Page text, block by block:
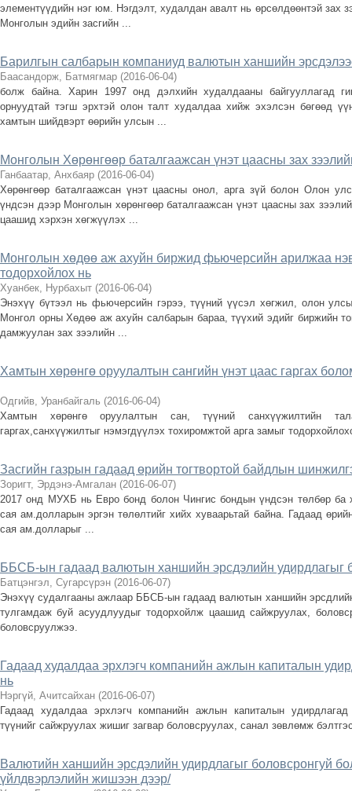
элементүүдийн нэг юм. Нэгдэлт, худалдан авалт нь өрсөлдөөнтэй зах
Монголын эдийн засгийн ...
Барилгын салбарын компаниуд валютын ханшийн
Баасандорж, Батмягмар (2016-06-04)
болж байна. Харин 1997 онд дэлхийн худалдааны байгууллагад
орнуудтай тэгш эрхтэй олон талт худалдаа хийж эхэлсэн бөгөөд
хамтын шийдвэрт өөрийн улсын ...
Монголын Хөрөнгөөр баталгаажсан үнэт цаасны зах
Ганбаатар, Анхбаяр (2016-06-04)
Хөрөнгөөр баталгаажсан үнэт цаасны онол, арга зүй болон Олон
үндсэн дээр Монголын хөрөнгөөр баталгаажсан үнэт цаасны зах
цаашид хэрхэн хөгжүүлэх ...
Монголын хөдөө аж ахуйн биржид фьючерсийн арилжаа
тодорхойлох нь
Хуанбек, Нурбахыт (2016-06-04)
Энэхүү бүтээл нь фьючерсийн гэрээ, түүний үүсэл хөгжил, олон
Монгол орны Хөдөө аж ахуйн салбарын бараа, түүхий эдийг биржийн
дамжуулан зах зээлийн ...
Хамтын хөрөнгө оруулалтын сангийн үнэт цаас гаргах
Одгийв, Уранбайгаль (2016-06-04)
Хамтын хөрөнгө оруулалтын сан, түүний санхүүжилтийн
гаргах,санхүүжилтыг нэмэгдүүлэх тохиромжтой арга замыг
Засгийн газрын гадаад өрийн тогтвортой байдлын
Зоригт, Эрдэнэ-Амгалан (2016-06-07)
2017 онд МУХБ нь Евро бонд болон Чингис бондын үндсэн төлбөр ба
сая ам.долларын эргэн төлөлтийг хийх хуваарьтай байна. Гадаад
сая ам.долларыг ...
ББСБ-ын гадаад валютын ханшийн эрсдэлийн удирдлагыг
Батцэнгэл, Сугарсүрэн (2016-06-07)
Энэхүү судалгааны ажлаар ББСБ-ын гадаад валютын ханшийн
тулгамдаж буй асуудлуудыг тодорхойлж цаашид сайжруулах,
боловсруулжээ.
Гадаад худалдаа эрхлэгч компанийн ажлын капиталын
нь
Нэргүй, Ачитсайхан (2016-06-07)
Гадаад худалдаа эрхлэгч компанийн ажлын капиталын
түүнийг сайжруулах жишиг загвар боловсруулах, санал зөвлөмж
Валютийн ханшийн эрсдэлийн удирдлагыг боловсронгуй
үйлдвэрлэлийн жишээн дээр/